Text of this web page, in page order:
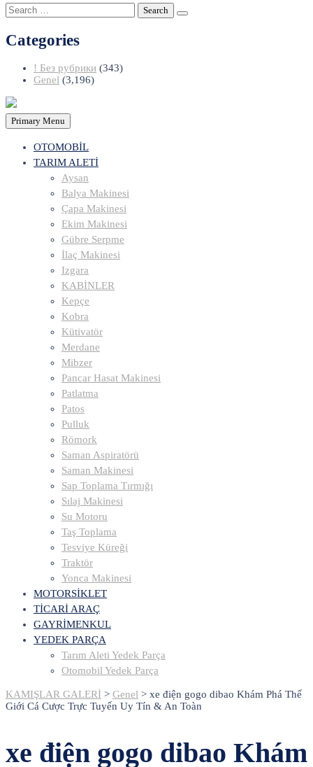
Search
for:
Categories
! Без рубрики (343)
Genel (3,196)
Primary Menu
OTOMOBİL
TARIM ALETİ
Aysan
Balya Makinesi
Çapa Makinesi
Ekim Makinesi
Gübre Serpme
İlaç Makinesi
Izgara
KABİNLER
Kepçe
Kobra
Kütivatör
Merdane
Mibzer
Pancar Hasat Makinesi
Patlatma
Patos
Pulluk
Römork
Saman Aspiratörü
Saman Makinesi
Sap Toplama Tırmığı
Sılaj Makinesi
Su Motoru
Taş Toplama
Tesviye Küreği
Traktör
Yonca Makinesi
MOTORSİKLET
TİCARİ ARAÇ
GAYRİMENKUL
YEDEK PARÇA
Tarım Aleti Yedek Parça
Otomobil Yedek Parça
KAMIŞLAR GALERİ > Genel > xe điện gogo dibao Khám Phá Thế
Giới Cá Cược Trực Tuyến Uy Tín & An Toàn
xe điện gogo dibao Khám